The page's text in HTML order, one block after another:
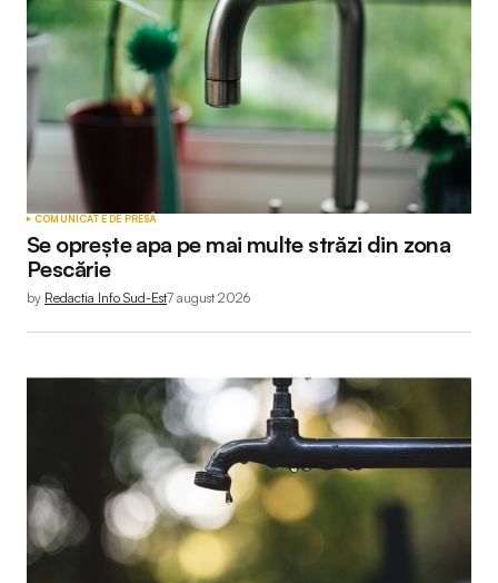
COMUNICATE DE PRESĂ
Se oprește apa pe mai multe străzi din zona
Pescărie
by Redactia Info Sud-Est7 august 2026